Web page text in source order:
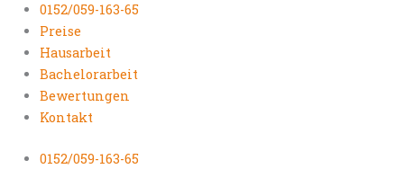
0152/059-163-65
Preise
Hausarbeit
Bachelorarbeit
Bewertungen
Kontakt
0152/059-163-65